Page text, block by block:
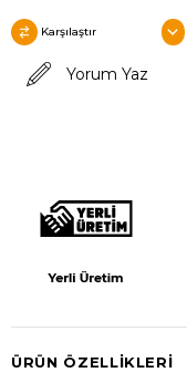
Karşılaştır
Yorum Yaz
ÜRÜN ÖZELLIKLERI